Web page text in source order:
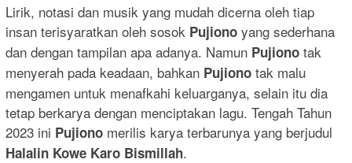
Lirik, notasi dan musik yang mudah dicerna oleh tiap
insan terisyaratkan oleh sosok Pujiono yang sederhana
dan dengan tampilan apa adanya. Namun Pujiono tak
menyerah pada keadaan, bahkan Pujiono tak malu
mengamen untuk menafkahi keluarganya, selain itu dia
tetap berkarya dengan menciptakan lagu. Tengah Tahun
2023 ini Pujiono merilis karya terbarunya yang berjudul
Halalin Kowe Karo Bismillah.